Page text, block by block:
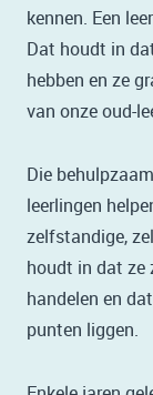
kennen. Een
Dat houdt in
hebben en ze
van onze oud-
Die
leerlingen
zelfstandige,
houdt in dat ze
handelen en
punten liggen.